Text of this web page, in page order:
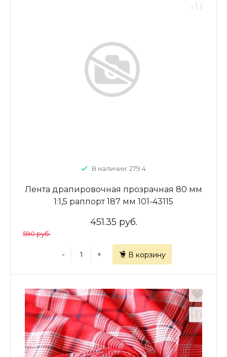
В наличии: 279.4
Лента драпировочная прозрачная 80 мм
1:1,5 раппорт 187 мм 101-43115
451.35 руб.
590 руб.
- + В корзину